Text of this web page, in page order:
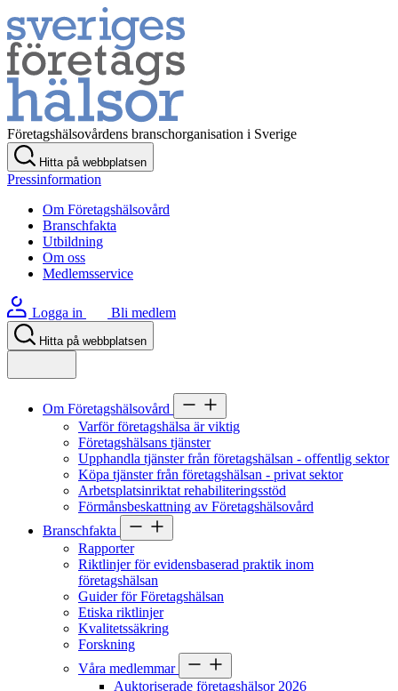
Företagshälsovårdens branschorganisation i Sverige
Hitta på webbplatsen
Pressinformation
Om Företagshälsovård
Branschfakta
Utbildning
Om oss
Medlemsservice
Logga in Bli medlem
Hitta på webbplatsen
Om Företagshälsovård
Varför företagshälsa är viktig
Företagshälsans tjänster
Upphandla tjänster från företagshälsan - offentlig sektor
Köpa tjänster från företagshälsan - privat sektor
Arbetsplatsinriktat rehabiliteringsstöd
Förmånsbeskattning av Företagshälsovård
Branschfakta
Rapporter
Riktlinjer för evidensbaserad praktik inom
företagshälsan
Guider för Företagshälsan
Etiska riktlinjer
Kvalitetssäkring
Forskning
Våra medlemmar
Auktoriserade företagshälsor 2026